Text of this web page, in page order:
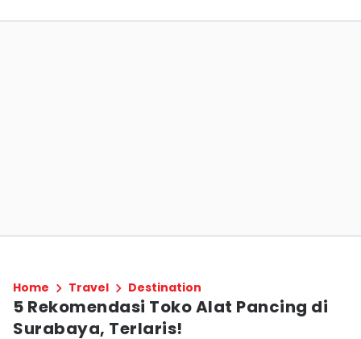
Home Travel Destination
5 Rekomendasi Toko Alat Pancing di
Surabaya, Terlaris!